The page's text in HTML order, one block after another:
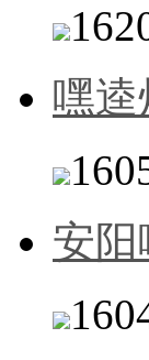
嘿逵
安阳